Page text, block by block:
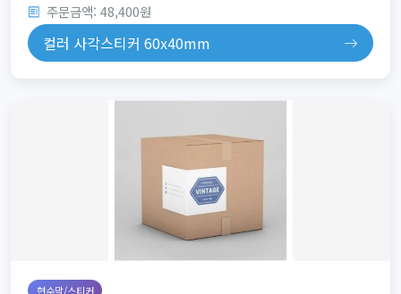
주문금액: 48,400원
컬러 사각스티커 60x40mm
현수막/스티커